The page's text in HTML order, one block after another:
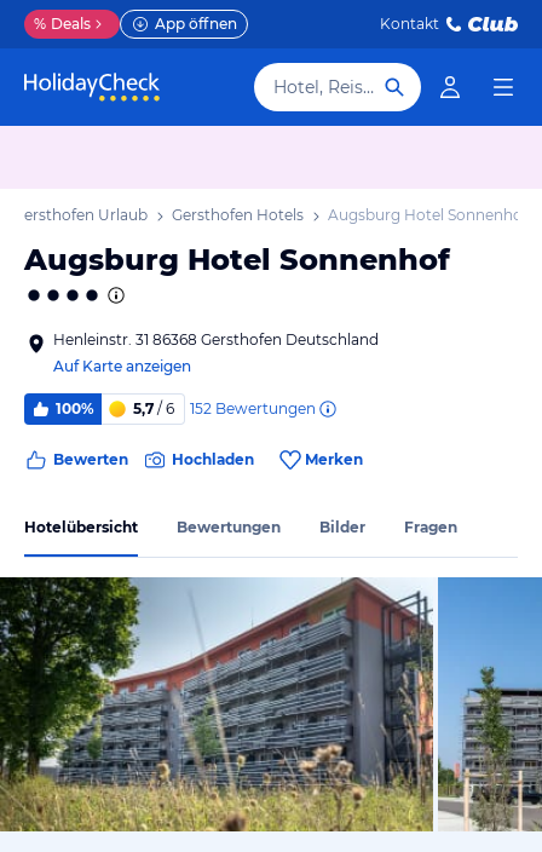
% Deals App öffnen Kontakt
Hotel, Reiseziel
Gersthofen Urlaub Gersthofen Hotels Augsburg Hotel Sonnenhof
Augsburg Hotel Sonnenhof
Henleinstr. 31 86368 Gersthofen Deutschland
Auf Karte anzeigen
100% 5,7 / 6 152 Bewertungen
Bewerten Hochladen Merken
Hotelübersicht Bewertungen Bilder Fragen
vom